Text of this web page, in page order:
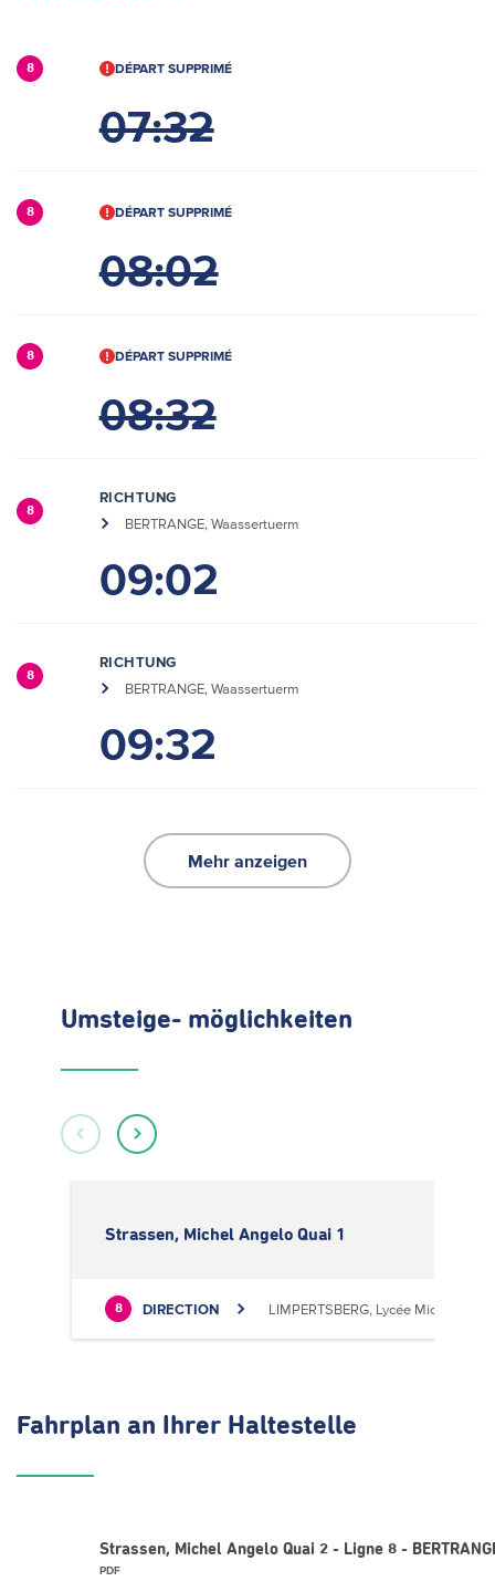
8 DÉPART SUPPRIMÉ
07:32
8 DÉPART SUPPRIMÉ
08:02
8 DÉPART SUPPRIMÉ
08:32
8
RICHTUNG
BERTRANGE, Waassertuerm
09:02
8
RICHTUNG
BERTRANGE, Waassertuerm
09:32
Mehr anzeigen
Umsteige- möglichkeiten
Strassen, Michel Angelo Quai 1
8 DIRECTION LIMPERTSBERG, Lycée Michel
Fahrplan an Ihrer Haltestelle
Strassen, Michel Angelo Quai 2 - Ligne 8 -
PDF